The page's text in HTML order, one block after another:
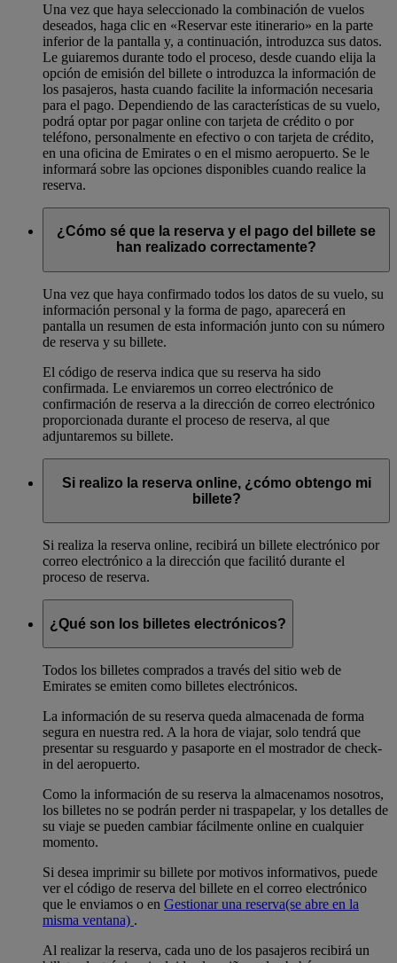
Una vez que haya seleccionado la combinación de vuelos
deseados, haga clic en «Reservar este itinerario» en la parte
inferior de la pantalla y, a continuación, introduzca sus datos.
Le guiaremos durante todo el proceso, desde cuando elija la
opción de emisión del billete o introduzca la información de
los pasajeros, hasta cuando facilite la información necesaria
para el pago. Dependiendo de las características de su vuelo,
podrá optar por pagar online con tarjeta de crédito o por
teléfono, personalmente en efectivo o con tarjeta de crédito,
en una oficina de Emirates o en el mismo aeropuerto. Se le
informará sobre las opciones disponibles cuando realice la
reserva.
¿Cómo sé que la reserva y el pago del billete se
han realizado correctamente?
Una vez que haya confirmado todos los datos de su vuelo, su
información personal y la forma de pago, aparecerá en
pantalla un resumen de esta información junto con su número
de reserva y su billete.
El código de reserva indica que su reserva ha sido
confirmada. Le enviaremos un correo electrónico de
confirmación de reserva a la dirección de correo electrónico
proporcionada durante el proceso de reserva, al que
adjuntaremos su billete.
Si realizo la reserva online, ¿cómo obtengo mi
billete?
Si realiza la reserva online, recibirá un billete electrónico por
correo electrónico a la dirección que facilitó durante el
proceso de reserva.
¿Qué son los billetes electrónicos?
Todos los billetes comprados a través del sitio web de
Emirates se emiten como billetes electrónicos.
La información de su reserva queda almacenada de forma
segura en nuestra red. A la hora de viajar, solo tendrá que
presentar su resguardo y pasaporte en el mostrador de check-
in del aeropuerto.
Como la información de su reserva la almacenamos nosotros,
los billetes no se podrán perder ni traspapelar, y los detalles de
su viaje se pueden cambiar fácilmente online en cualquier
momento.
Si desea imprimir su billete por motivos informativos, puede
ver el código de reserva del billete en el correo electrónico
que le enviamos o en Gestionar una reserva(se abre en la
misma ventana) .
Al realizar la reserva, cada uno de los pasajeros recibirá un